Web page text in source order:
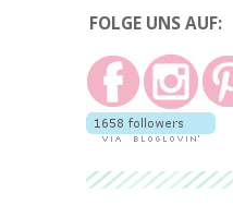
FOLGE UNS AUF: